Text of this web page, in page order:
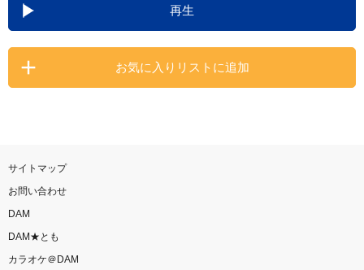
カラオケ最新情報をチェック！
再生
お気に入りリストに追加
サイトマップ
お問い合わせ
DAM
DAM★とも
カラオケ＠DAM